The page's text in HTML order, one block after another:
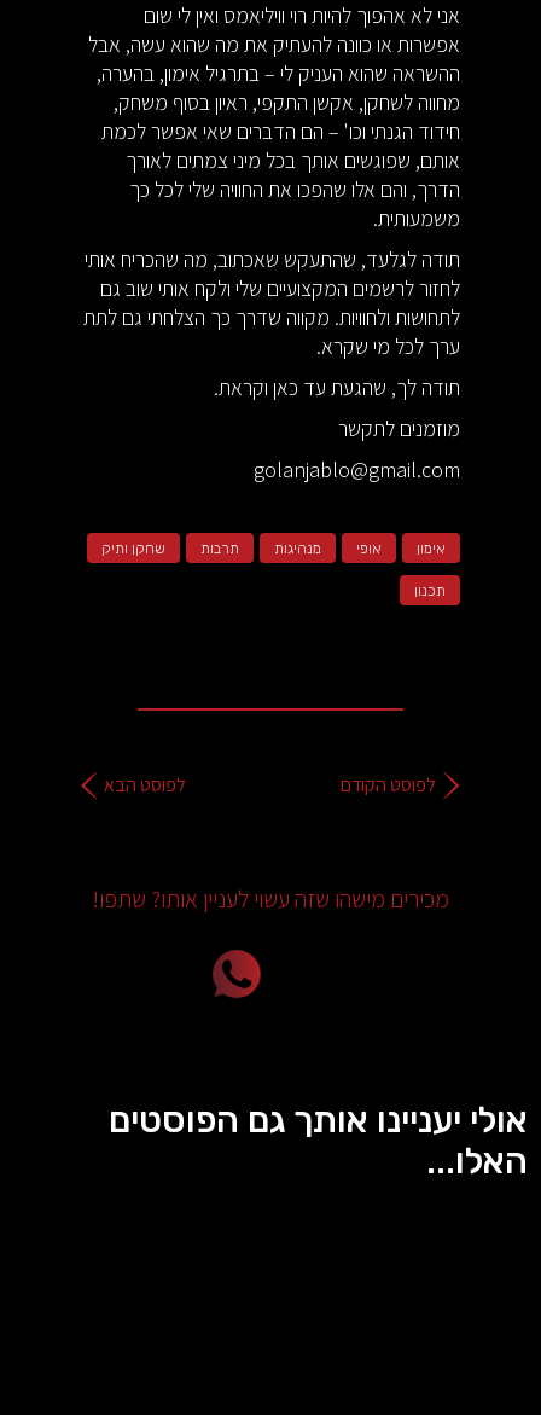
אני לא אהפוך להיות רוי וויליאמס ואין לי שום
אפשרות או כוונה להעתיק את מה שהוא עשה, אבל
ההשראה שהוא העניק לי – בתרגיל אימון, בהערה,
מחווה לשחקן, אקשן התקפי, ראיון בסוף משחק,
חידוד הגנתי וכו' – הם הדברים שאי אפשר לכמת
אותם, שפוגשים אותך בכל מיני צמתים לאורך
הדרך, והם אלו שהפכו את החוויה שלי לכל כך
משמעותית.
תודה לגלעד, שהתעקש שאכתוב, מה שהכריח אותי
לחזור לרשמים המקצועיים שלי ולקח אותי שוב גם
לתחושות ולחוויות. מקווה שדרך כך הצלחתי גם לתת
ערך לכל מי שקרא.
תודה לך, שהגעת עד כאן וקראת.
מוזמנים לתקשר
golanjablo@gmail.com
אימון אופי מנהיגות תרבות שחקן ותיק
תכנון
לפוסט הקודם לפוסט הבא
מכירים מישהו שזה עשוי לעניין אותו? שתפו!
אולי יעניינו אותך גם הפוסטים
האלו...